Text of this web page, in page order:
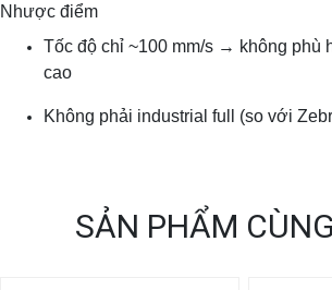
Nhược điểm
Tốc độ chỉ ~100 mm/s → không phù
cao
Không phải industrial full (so với
SẢN PHẨM